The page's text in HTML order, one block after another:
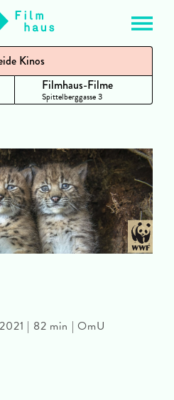
Kinos
Filmhaus-Filme
Spittelberggasse 3
| 82 min | OmU